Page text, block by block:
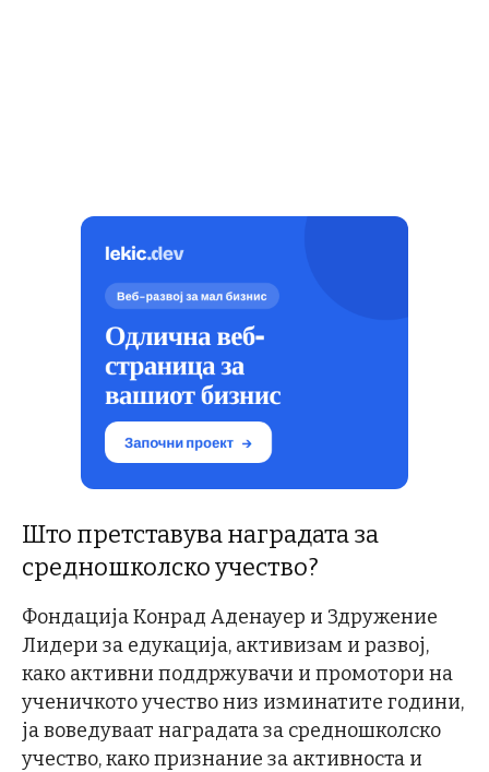
Што претставува наградата за
средношколско учество?
Фондација Конрад Аденауер и Здружение
Лидери за едукација, активизам и развој,
како активни поддржувачи и промотори на
ученичкото учество низ изминатите години,
ја воведуваат наградата за средношколско
учество, како признание за активноста и